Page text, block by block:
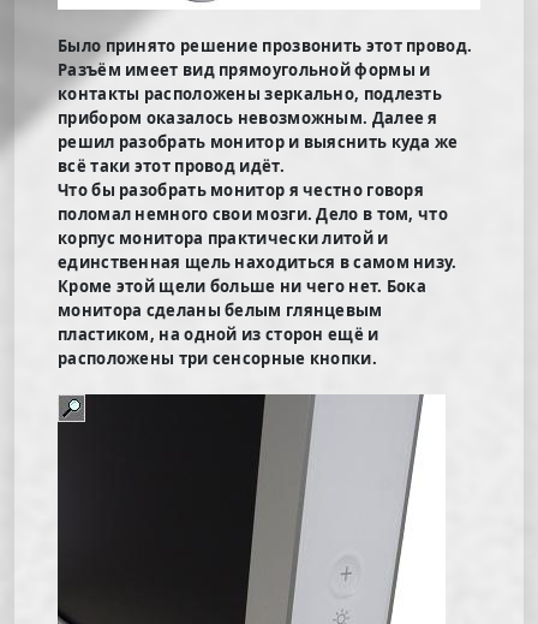
Было принято решение прозвонить этот провод.
Разъём имеет вид прямоугольной формы и
контакты расположены зеркально, подлезть
прибором оказалось невозможным. Далее я
решил разобрать монитор и выяснить куда же
всё таки этот провод идёт.
Что бы разобрать монитор я честно говоря
поломал немного свои мозги. Дело в том, что
корпус монитора практически литой и
единственная щель находиться в самом низу.
Кроме этой щели больше ни чего нет. Бока
монитора сделаны белым глянцевым
пластиком, на одной из сторон ещё и
расположены три сенсорные кнопки.